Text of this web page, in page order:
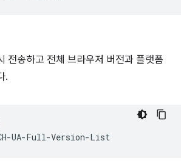
전송하고 전체 브라우저 버전과 플랫폼
.